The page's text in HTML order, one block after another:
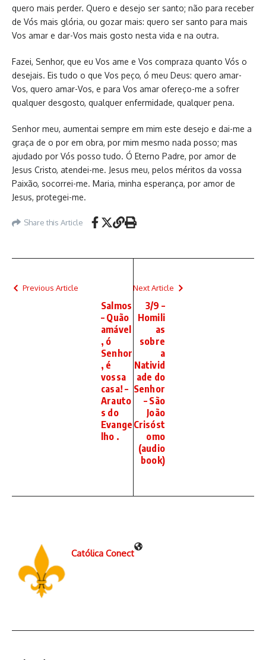
quero mais perder. Quero e desejo ser santo; não para receber
de Vós mais glória, ou gozar mais: quero ser santo para mais
Vos amar e dar-Vos mais gosto nesta vida e na outra.
Fazei, Senhor, que eu Vos ame e Vos compraza quanto Vós o
desejais. Eis tudo o que Vos peço, ó meu Deus: quero amar-
Vos, quero amar-Vos, e para Vos amar ofereço-me a sofrer
qualquer desgosto, qualquer enfermidade, qualquer pena.
Senhor meu, aumentai sempre em mim este desejo e dai-me a
graça de o por em obra, por mim mesmo nada posso; mas
ajudado por Vós posso tudo. Ó Eterno Padre, por amor de
Jesus Cristo, atendei-me. Jesus meu, pelos méritos da vossa
Paixão, socorrei-me. Maria, minha esperança, por amor de
Jesus, protegei-me.
Share this Article
Previous Article
Salmos
– Quão
amável
, ó
Senhor
, é
vossa
casa! –
Arauto
s do
Evange
lho .
Next Article
3/9 –
Homili
as
sobre
a
Nativid
ade do
Senhor
– São
João
Crisóst
omo
(audio
book)
Católica Conect